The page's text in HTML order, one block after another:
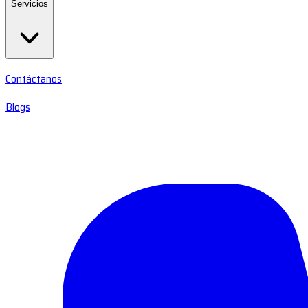
Servicios
Contáctanos
Blogs